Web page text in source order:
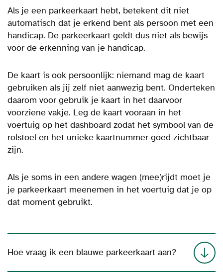
Als je een parkeerkaart hebt, betekent dit niet
automatisch dat je erkend bent als persoon met een
handicap. De parkeerkaart geldt dus niet als bewijs
voor de erkenning van je handicap.
De kaart is ook persoonlijk: niemand mag de kaart
gebruiken als jij zelf niet aanwezig bent. Onderteken
daarom voor gebruik je kaart in het daarvoor
voorziene vakje. Leg de kaart vooraan in het
voertuig op het dashboard zodat het symbool van de
rolstoel en het unieke kaartnummer goed zichtbaar
zijn.
Als je soms in een andere wagen (mee)rijdt moet je
je parkeerkaart meenemen in het voertuig dat je op
dat moment gebruikt.
Hoe vraag ik een blauwe parkeerkaart aan?